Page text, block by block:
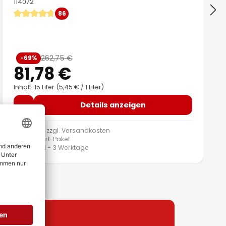
114072
Durchschnittliche Bewertung von 4.84 von 5 Sternen
86
Verkaufspreis:
81,78 €
Regulärer Preis:
262,75 €
-69%
Inhalt: 15 Liter (5,45 € / 1 Liter)
Details anzeigen
inkl. MwSt. zzgl. Versandkosten
Versandart: Paket
Lieferzeit: 1 - 3 Werktage